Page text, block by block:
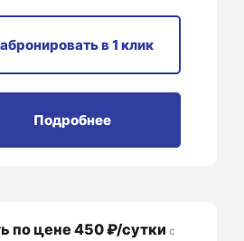
в 1 клик
Подробнее
по цене 450 ₽/сутки с